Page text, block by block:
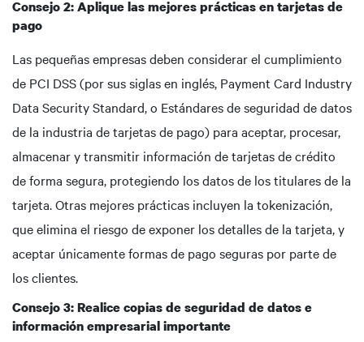
Consejo 2: Aplique las mejores prácticas en tarjetas de
pago
Las pequeñas empresas deben considerar el cumplimiento
de PCI DSS (por sus siglas en inglés, Payment Card Industry
Data Security Standard, o Estándares de seguridad de datos
de la industria de tarjetas de pago) para aceptar, procesar,
almacenar y transmitir información de tarjetas de crédito
de forma segura, protegiendo los datos de los titulares de la
tarjeta. Otras mejores prácticas incluyen la tokenización,
que elimina el riesgo de exponer los detalles de la tarjeta, y
aceptar únicamente formas de pago seguras por parte de
los clientes.
Consejo 3: Realice copias de seguridad de datos e
información empresarial importante